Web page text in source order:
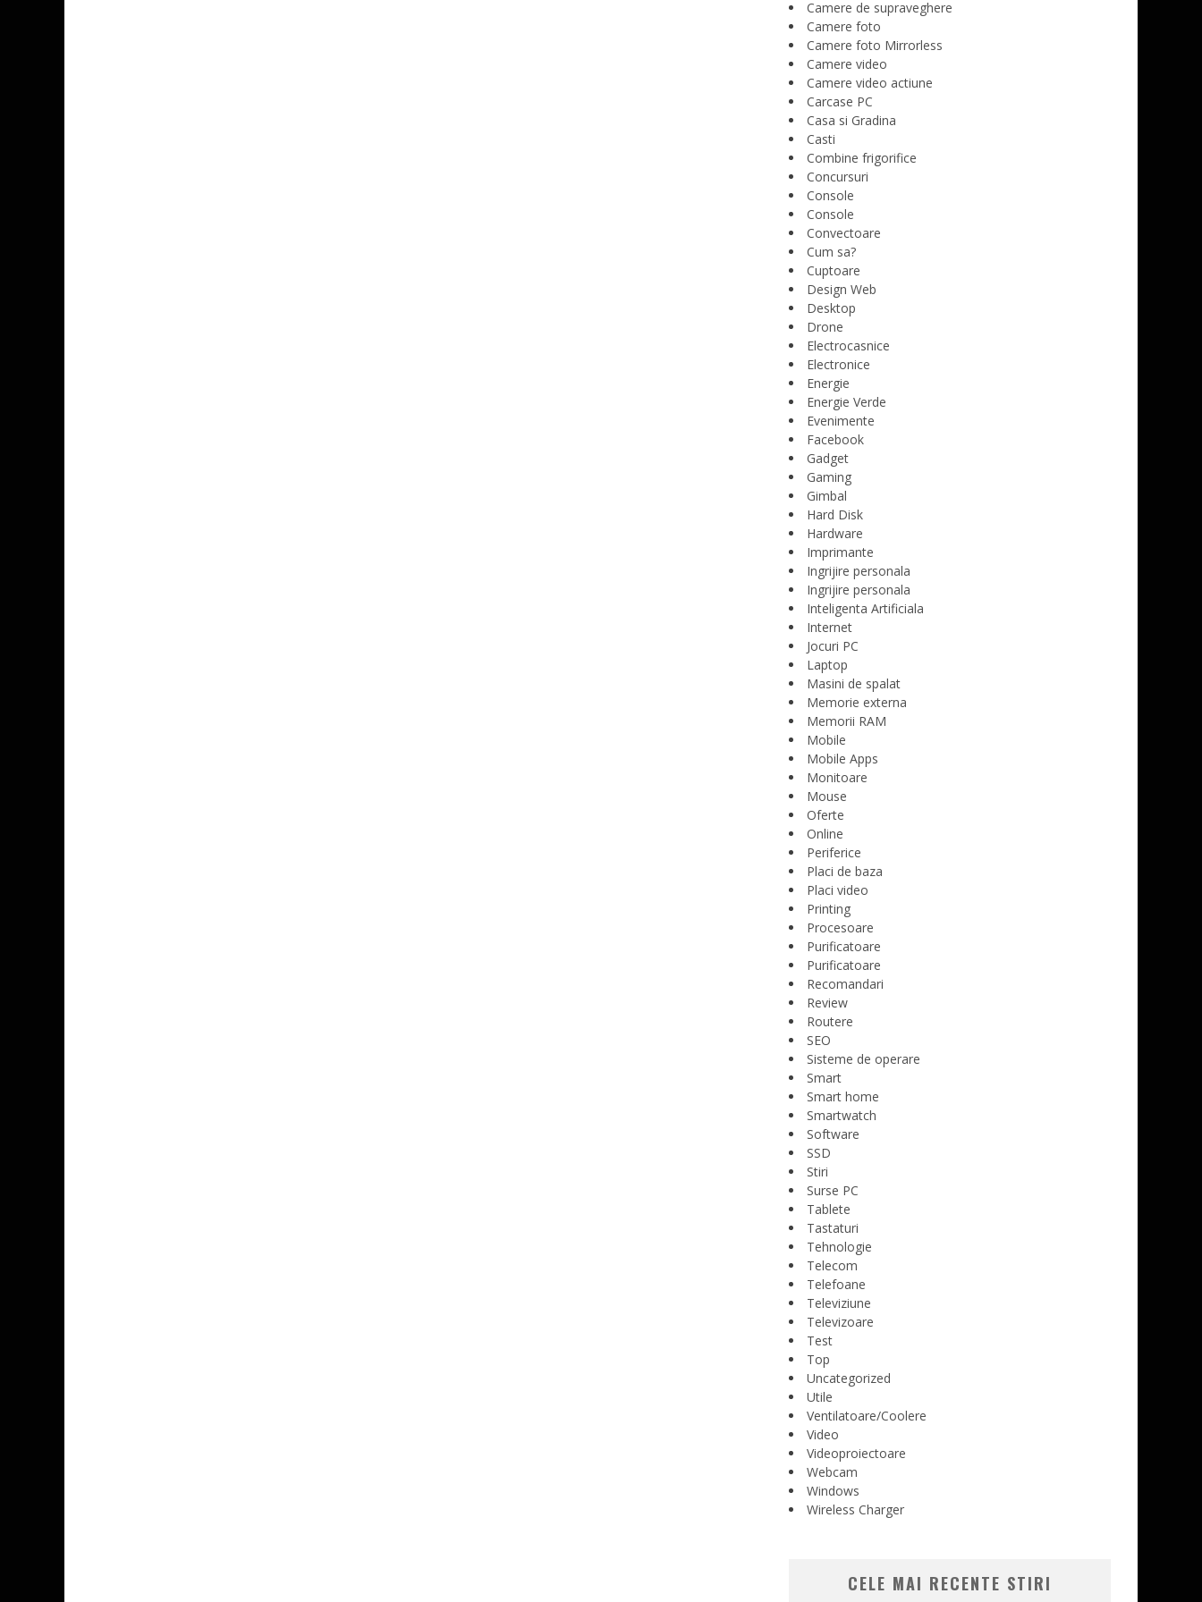
Camere de supraveghere
Camere foto
Camere foto Mirrorless
Camere video
Camere video actiune
Carcase PC
Casa si Gradina
Casti
Combine frigorifice
Concursuri
Console
Console
Convectoare
Cum sa?
Cuptoare
Design Web
Desktop
Drone
Electrocasnice
Electronice
Energie
Energie Verde
Evenimente
Facebook
Gadget
Gaming
Gimbal
Hard Disk
Hardware
Imprimante
Ingrijire personala
Ingrijire personala
Inteligenta Artificiala
Internet
Jocuri PC
Laptop
Masini de spalat
Memorie externa
Memorii RAM
Mobile
Mobile Apps
Monitoare
Mouse
Oferte
Online
Periferice
Placi de baza
Placi video
Printing
Procesoare
Purificatoare
Purificatoare
Recomandari
Review
Routere
SEO
Sisteme de operare
Smart
Smart home
Smartwatch
Software
SSD
Stiri
Surse PC
Tablete
Tastaturi
Tehnologie
Telecom
Telefoane
Televiziune
Televizoare
Test
Top
Uncategorized
Utile
Ventilatoare/Coolere
Video
Videoproiectoare
Webcam
Windows
Wireless Charger
CELE MAI RECENTE STIRI